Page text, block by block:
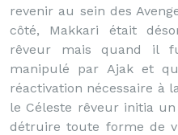
revenir au sein des
côté, Makkari était
rêveur mais quand il
manipulé par Ajak et
réactivation nécessaire à
le Céleste rêveur initia
détruire toute forme de